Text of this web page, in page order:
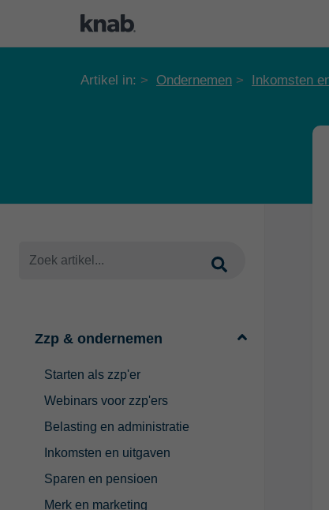
Artikel in: Ondernemen Inkomsten
Zzp & ondernemen
Starten als zzp'er
Webinars voor zzp'ers
Belasting en administratie
Inkomsten en uitgaven
Sparen en pensioen
Merk en marketing